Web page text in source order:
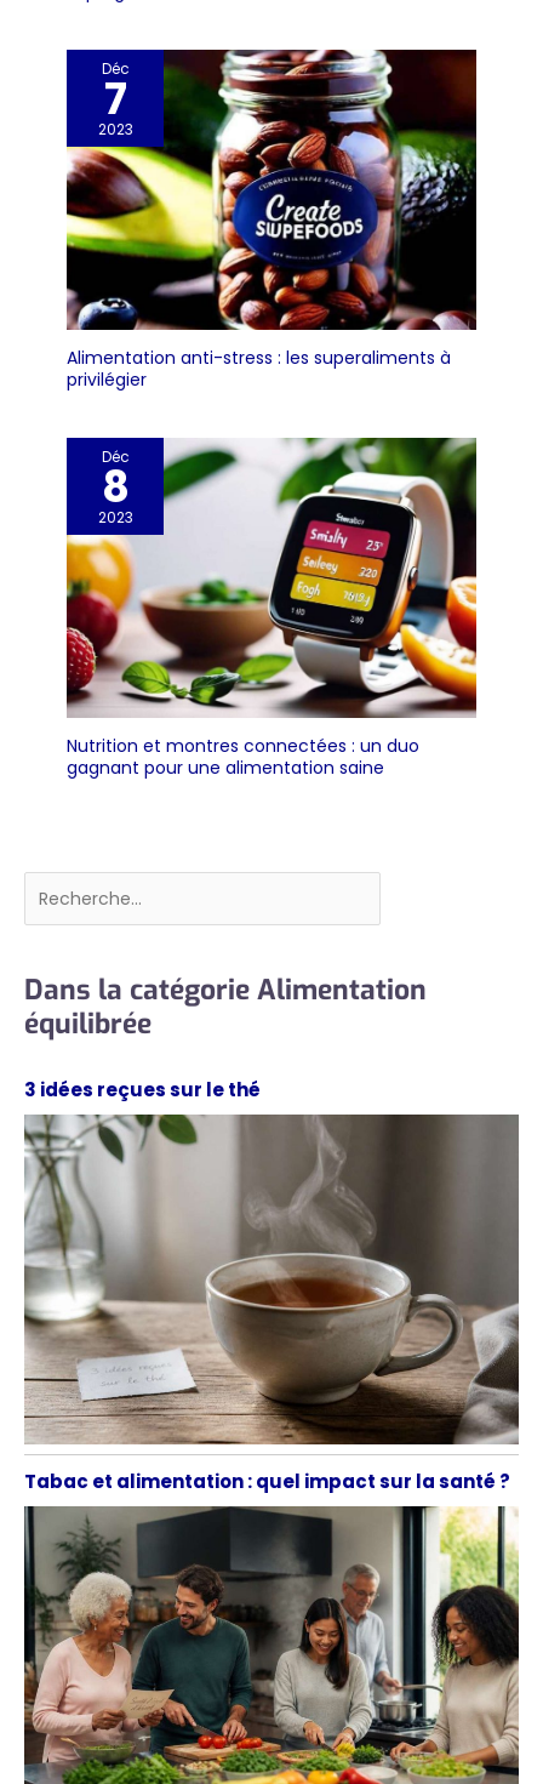
Déc
7
2023
Alimentation anti-stress : les superaliments à
privilégier
Déc
8
2023
Nutrition et montres connectées : un duo
gagnant pour une alimentation saine
Rechercher
Dans la catégorie Alimentation
équilibrée
3 idées reçues sur le thé
Tabac et alimentation : quel impact sur la santé ?